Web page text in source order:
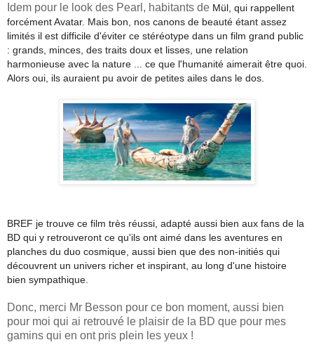
Idem pour le look des Pearl, habitants de Mül, qui rappellent
forcément Avatar. Mais bon, nos canons de beauté étant assez
limités il est difficile d'éviter ce stéréotype dans un film grand public
: grands, minces, des traits doux et lisses, une relation
harmonieuse avec la nature ... ce que l'humanité aimerait être quoi.
Alors oui, ils auraient pu avoir de petites ailes dans le dos.
BREF je trouve ce film très réussi, adapté aussi bien aux fans de la
BD qui y retrouveront ce qu'ils ont aimé dans les aventures en
planches du duo cosmique, aussi bien que des non-initiés qui
découvrent un univers richer et inspirant, au long d'une histoire
bien sympathique.
Donc, merci Mr Besson pour ce bon moment, aussi bien
pour moi qui ai retrouvé le plaisir de la BD que pour mes
gamins qui en ont pris plein les yeux !